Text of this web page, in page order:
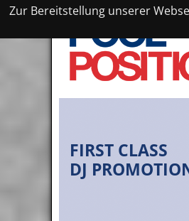
Zur Bereitstellung unserer
FIRST CLASS
DJ